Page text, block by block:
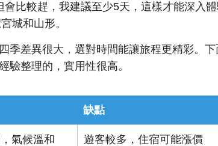
比較趕，我建議至少5天，這樣才能深入
城和山形。
季差異很大，選對時間能讓旅程更精彩。
驗整理的，實用性很高。
缺點
氣候溫和 遊客較多，住宿可能漲價